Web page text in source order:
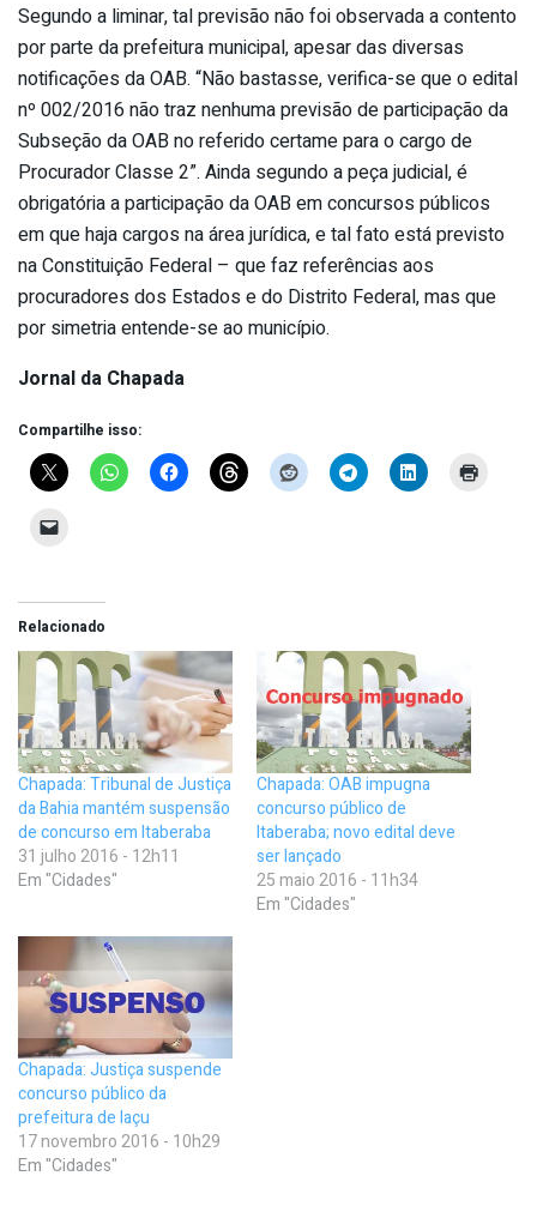
Segundo a liminar, tal previsão não foi observada a contento
por parte da prefeitura municipal, apesar das diversas
notificações da OAB. “Não bastasse, verifica-se que o edital
nº 002/2016 não traz nenhuma previsão de participação da
Subseção da OAB no referido certame para o cargo de
Procurador Classe 2”. Ainda segundo a peça judicial, é
obrigatória a participação da OAB em concursos públicos
em que haja cargos na área jurídica, e tal fato está previsto
na Constituição Federal – que faz referências aos
procuradores dos Estados e do Distrito Federal, mas que
por simetria entende-se ao município.
Jornal da Chapada
Compartilhe isso:
Relacionado
Chapada: Tribunal de Justiça
da Bahia mantém suspensão
de concurso em Itaberaba
31 julho 2016 - 12h11
Em "Cidades"
Chapada: OAB impugna
concurso público de
Itaberaba; novo edital deve
ser lançado
25 maio 2016 - 11h34
Em "Cidades"
Chapada: Justiça suspende
concurso público da
prefeitura de Iaçu
17 novembro 2016 - 10h29
Em "Cidades"